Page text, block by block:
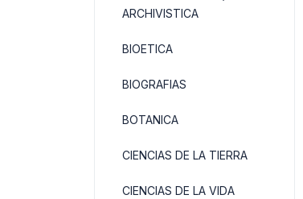
ARCHIVISTICA
BIOETICA
BIOGRAFIAS
BOTANICA
CIENCIAS DE LA TIERRA
CIENCIAS DE LA VIDA